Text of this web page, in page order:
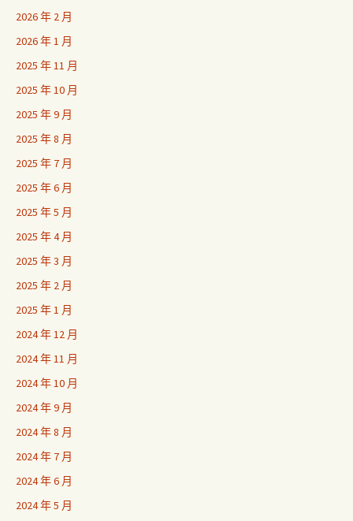
2026 年 2 月
2026 年 1 月
2025 年 11 月
2025 年 10 月
2025 年 9 月
2025 年 8 月
2025 年 7 月
2025 年 6 月
2025 年 5 月
2025 年 4 月
2025 年 3 月
2025 年 2 月
2025 年 1 月
2024 年 12 月
2024 年 11 月
2024 年 10 月
2024 年 9 月
2024 年 8 月
2024 年 7 月
2024 年 6 月
2024 年 5 月